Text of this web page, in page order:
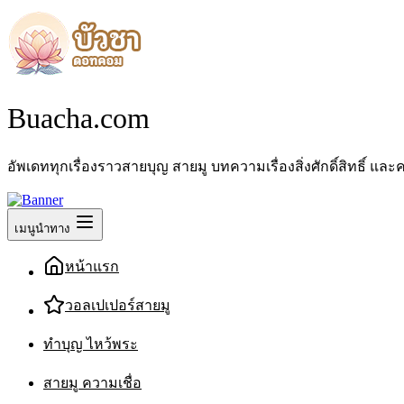
Buacha.com
อัพเดททุกเรื่องราวสายบุญ สายมู บทความเรื่องสิ่งศักดิ์สิทธิ์ และ
เมนูนำทาง
หน้าแรก
วอลเปเปอร์สายมู
ทำบุญ ไหว้พระ
สายมู ความเชื่อ